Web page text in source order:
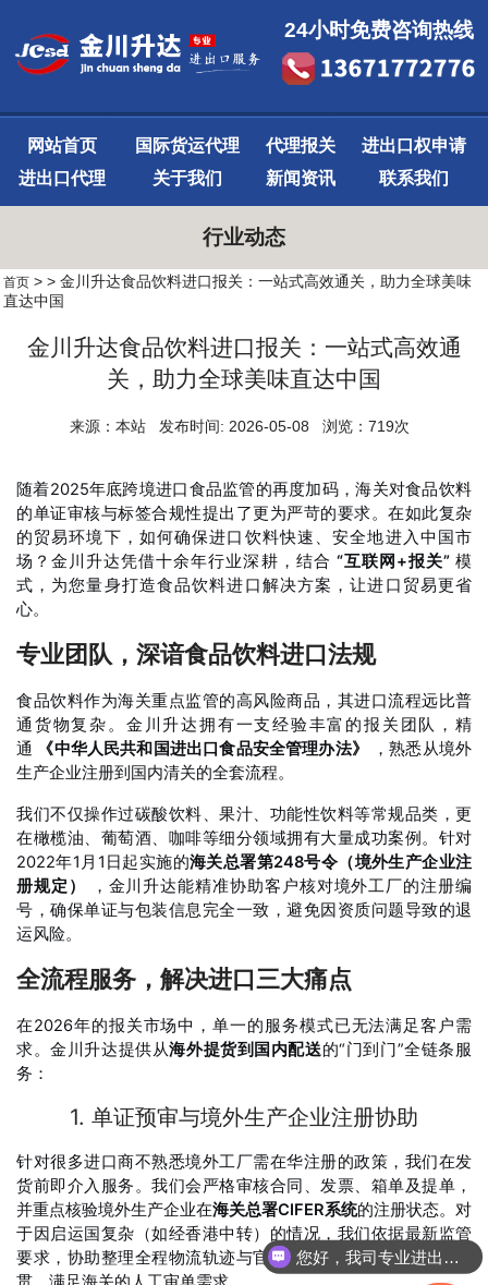
24小时免费咨询热线
网站首页 国际货运代理 代理报关
进出口权申请
进出口代理
关于我们 新闻资讯 联系我们
行业动态
首页 > > 金川升达食品饮料进口报关：一站式高效通关，助力全球美味
直达中国
金川升达食品饮料进口报关：一站式高效通
关，助力全球美味直达中国
来源：本站 发布时间: 2026-05-08 浏览：719次
随着2025年底跨境进口食品监管的再度加码，海关对食品饮料
的单证审核与标签合规性提出了更为严苛的要求。在如此复杂
的贸易环境下，如何确保进口饮料快速、安全地进入中国市
场？金川升达凭借十余年行业深耕，结合 “互联网+报关”模
式，为您量身打造食品饮料进口解决方案，让进口贸易更省
心。
专业团队，深谙食品饮料进口法规
食品饮料作为海关重点监管的高风险商品，其进口流程远比普
通货物复杂。金川升达拥有一支经验丰富的报关团队，精
通
《中华人民共和国进出口食品安全管理办法》
，熟悉从境外
生产企业注册到国内清关的全套流程。
我们不仅操作过碳酸饮料、果汁、功能性饮料等常规品类，更
在橄榄油、葡萄酒、咖啡等细分领域拥有大量成功案例。针对
2022年1月1日起实施的海关总署第248号令（境外生产企业注
册规定）
，金川升达能精准协助客户核对境外工厂的注册编
号，确保单证与包装信息完全一致，避免因资质问题导致的退
运风险。
全流程服务，解决进口三大痛点
在2026年的报关市场中，单一的服务模式已无法满足客户需
求。金川升达提供从海外提货到国内配送的“门到门”全链条服
务 ：
1. 单证预审与境外生产企业注册协助
针对很多进口商不熟悉境外工厂需在华注册的政策，我们在发
货前即介入服务。我们会严格审核合同、发票、箱单及提单，
并重点核验境外生产企业在海关总署CIFER系统的注册状态。对
于因启运国复杂（如经香港中转）的情况，我们依据最新监管
要求，协助整理全程物流轨迹与官方原产地证明，确保逻辑连